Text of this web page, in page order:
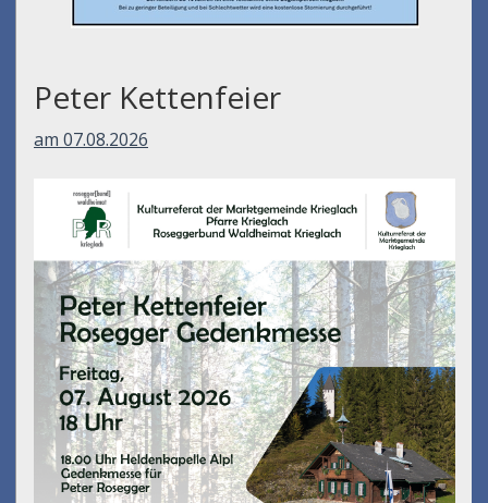
Peter Kettenfeier
am 07.08.2026